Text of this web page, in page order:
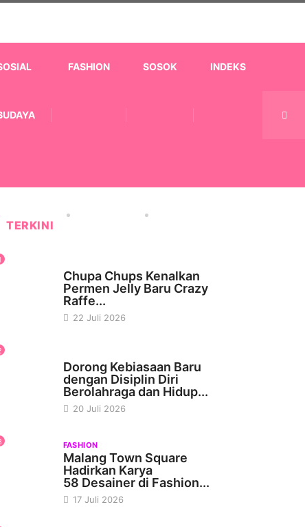
FASHION SOSOK INDEKS
TERKINI
Chupa Chups Kenalkan
Permen Jelly Baru Crazy
Raffe...
22 Juli 2026
Dorong Kebiasaan Baru
dengan Disiplin Diri
Berolahraga dan Hidup...
20 Juli 2026
FASHION
Malang Town Square
Hadirkan Karya
58 Desainer di Fashion...
17 Juli 2026